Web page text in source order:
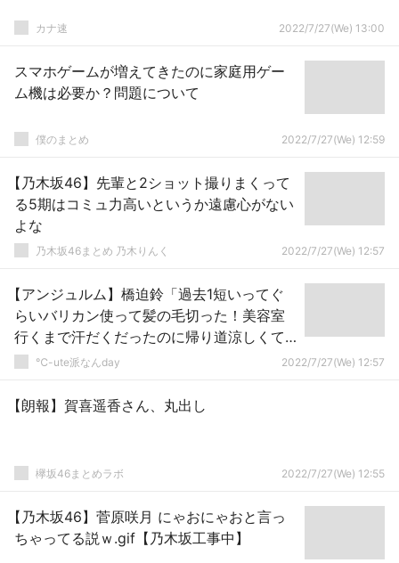
カナ速 2022/7/27(We) 13:00
スマホゲームが増えてきたのに家庭用ゲー
ム機は必要か？問題について
僕のまとめ 2022/7/27(We) 12:59
【乃木坂46】先輩と2ショット撮りまくって
る5期はコミュ力高いというか遠慮心がない
よな
乃木坂46まとめ 乃木りんく 2022/7/27(We) 12:57
【アンジュルム】橋迫鈴「過去1短いってぐ
らいバリカン使って髪の毛切った！美容室
行くまで汗だくだったのに帰り道涼しくて
ビックリした」
℃-ute派なんday 2022/7/27(We) 12:57
【朗報】賀喜遥香さん、丸出し
欅坂46まとめラボ 2022/7/27(We) 12:55
【乃木坂46】菅原咲月 にゃおにゃおと言っ
ちゃってる説ｗ.gif【乃木坂工事中】